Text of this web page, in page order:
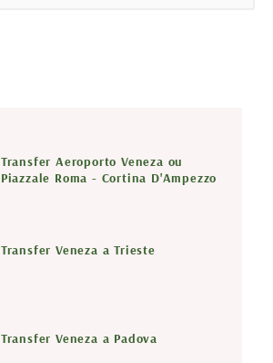
Transfer Aeroporto Veneza ou
Piazzale Roma - Cortina D'Ampezzo
Transfer Veneza a Trieste
Transfer Veneza a Padova